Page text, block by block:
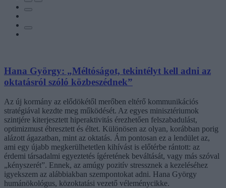
Hana György: „Méltóságot, tekintélyt kell adni az
oktatásról szóló közbeszédnek”
Az új kormány az elődökétől merőben eltérő kommunikációs
stratégiával kezdte meg működését. Az egyes minisztériumok
szintjére kiterjesztett hiperaktivitás érezhetően felszabadulást,
optimizmust ébresztett és éltet. Különösen az olyan, korábban porig
alázott ágazatban, mint az oktatás. Ám pontosan ez a lendület az,
ami egy újabb megkerülhetetlen kihívást is előtérbe rántott: az
érdemi társadalmi egyeztetés ígéretének beváltását, vagy más szóval
„kényszerét”. Ennek, az amúgy pozitív stressznek a kezeléséhez
igyekszem az alábbiakban szempontokat adni. Hana György
humánökológus, közoktatási vezető véleménycikke.